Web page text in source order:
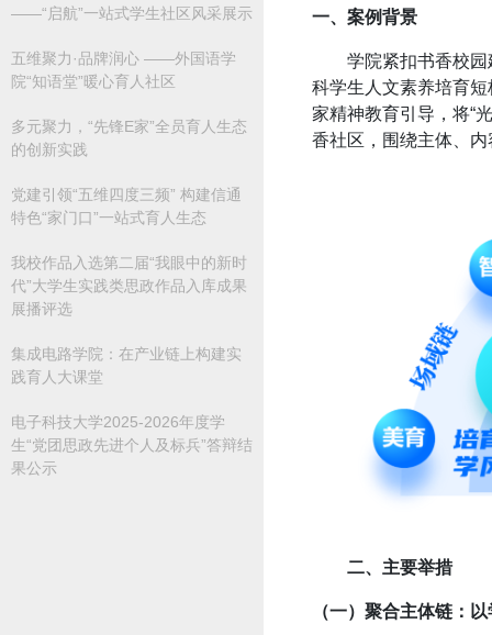
——“启航”一站式学生社区风采展示
五维聚力·品牌润心 ——外国语学
院“知语堂”暖心育人社区
多元聚力，“先锋E家”全员育人生态
的创新实践
党建引领“五维四度三频” 构建信通
特色“家门口”一站式育人生态
我校作品入选第二届“我眼中的新时
代”大学生实践类思政作品入库成果
展播评选
集成电路学院：在产业链上构建实
践育人大课堂
电子科技大学2025-2026年度学
生“党团思政先进个人及标兵”答辩结
果公示
一、案例背景
学院紧扣书香校
科学生人文素养培育
家精神教育引导，将“
香社区 ，围绕主体、
二、主要举措
（一）聚合主体链：